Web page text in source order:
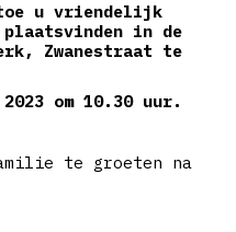
u vriendelijk
in de
Zwanestraat te
om 10.30 uur.
te groeten na